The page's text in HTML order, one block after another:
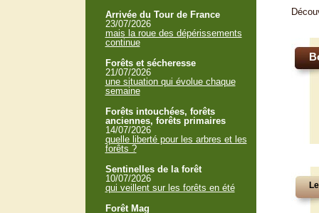
Arrivée du Tour de France
23/07/2026
mais la roue des dépérissements
continue
Forêts et sécheresse
21/07/2026
une situation qui évolue chaque
semaine
Forêts intouchées, forêts
anciennes, forêts primaires
14/07/2026
quelle liberté pour les arbres et les
forêts ?
Sentinelles de la forêt
10/07/2026
qui veillent sur les forêts en été
Forêt Mag